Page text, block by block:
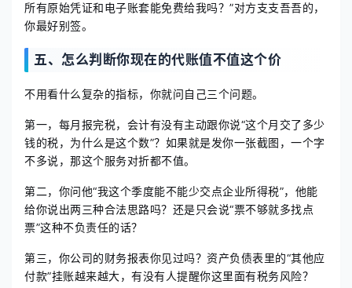
所有原始凭证和电子账套能免费给我吗？”对方支支吾吾的，
你最好别签。
五、怎么判断你现在的代账值不值这个价
不用看什么复杂的指标，你就问自己三个问题。
第一，每月报完税，会计有没有主动跟你说“这个月交了多少
钱的税，为什么是这个数”？如果就是发你一张截图，一个字
不多说，那这个服务对折都不值。
第二，你问他“我这个季度能不能少交点企业所得税”，他能
给你说出两三种合法思路吗？还是只会说“票不够就多找点
票”这种不负责任的话？
第三，你公司的财务报表你见过吗？资产负债表里的“其他应
付款”挂账越来越大，有没有人提醒你这里面有税务风险？